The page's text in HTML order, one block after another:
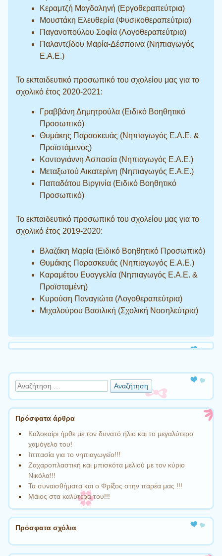
Κεραμτζή Μαγδαληνή (Εργοθεραπεύτρια)
Μουστάκη Ελευθερία (Φυσικοθεραπεύτρια)
Παγανοπούλου Σοφία (Λογοθεραπεύτρια)
Παλαντζίδου Μαρία-Δέσποινα (Νηπιαγωγός
Ε.Α.Ε.)
Το εκπαιδευτικό προσωπικό του σχολείου μας για το
σχολικό έτος 2020-2021:
Γραββάνη Δημητρούλα (Ειδικό Βοηθητικό
Προσωπικό)
Θυμάκης Παρασκευάς (Νηπιαγωγός Ε.Α.Ε. &
Προϊστάμενος)
Κοντογιάννη Ασπασία (Νηπιαγωγός Ε.Α.Ε.)
Μεταξωτού Αικατερίνη (Νηπιαγωγός Ε.Α.Ε.)
Παπαδάτου Βιργινία (Ειδικό Βοηθητικό
Προσωπικό)
Το εκπαιδευτικό προσωπικό του σχολείου μας για το
σχολικό έτος 2019-2020:
Βλαζάκη Μαρία (Ειδικό Βοηθητικό Προσωπικό)
Θυμάκης Παρασκευάς (Νηπιαγωγός Ε.Α.Ε.)
Καραμέτου Ευαγγελία (Νηπιαγωγός Ε.Α.Ε. &
Προϊσταμένη)
Κυρούση Παναγιώτα (Λογοθεραπεύτρια)
Μιχαλούρου Βασιλική (Σχολική Νοσηλεύτρια)
Αναζήτηση
Πρόσφατα άρθρα
Καλοκαίρι ήρθε με τον δυνατό ήλιο και το μεγαλύτερο
χαμόγελο του!
Ιππασία για το νηπιαγωγείο!!!
Ζαχαροπλαστική και μπισκότα μελιού με τον κύριο
Νικόλα!!!
Τα συναισθήματα και ο Φρίξος στην παρέα μας !!!
Μάιος στα καλύτερα του!!!
Πρόσφατα σχόλια